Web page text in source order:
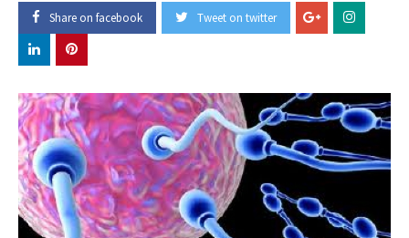
Share on facebook Tweet on twitter